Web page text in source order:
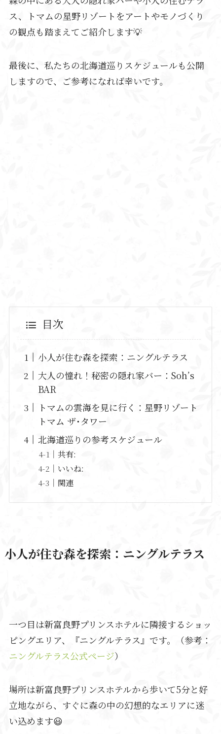
ス、トマムの星野リゾートをアートやモノづくり
の観点も踏まえてご紹介します💡
最後に、私たちの北海道巡りスケジュールも公開
しますので、ご参考になれば幸いです。
目次
小人が住む森を探索：ニングルテラス
大人の憧れ！秘密の隠れ家バー：Soh’s
BAR
トマムの雲海を見に行く：星野リゾート
トマム ザ･タワー
北海道巡りの参考スケジュール
共有:
いいね:
関連
小人が住む森を探索： ニングルテラス
一つ目は新富良野プリンスホテルに隣接するショッ
ピングエリア、『ニングルテラス』です。（参考：
ニングルテラス公式ページ）
場所は新富良野プリンスホテルから歩いて5分と好
立地ながら、すぐに森の中の幻想的なエリアに迷
い込めます😃